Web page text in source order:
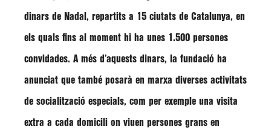
dinars de Nadal , repartits a 15 ciutats de Catalunya, en
els quals fins al moment hi ha unes 1.500 persones
convidades. A més d’aquests dinars, la fundació ha
anunciat que també posarà en marxa diverses activitats
de socialització especials, com per exemple una visita
extra a cada domicili on viuen persones grans en